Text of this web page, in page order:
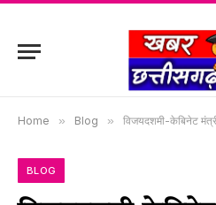
Home » Blog » विजयदशमी-केबिनेट
BLOG